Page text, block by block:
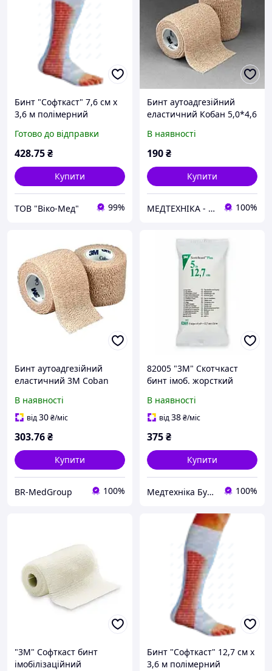
Бинт "Софткаст" 7,6 см х
3,6 м полімерний
Готово до відправки
428.75₴
Купити
ТОВ "Віко-Мед" 99%
Бинт аутоадгезійний
еластичний Кобан 5,0*4,6
В наявності
190₴
Купити
МЕДТЕХНІКА - шлях до здоров'я 100%
Бинт аутоадгезійний
еластичний 3М Coban
тілесний 10 см × 4,5 м
В наявності
від30₴/міс
303.76₴
Купити
BR-MedGroup 100%
82005 "3М" Скотчкаст
бинт імоб. жорсткий
В наявності
від38₴/міс
375₴
Купити
Медтехніка Буковина 100%
"3М" Софткаст бинт
імобілізаційний
Бинт "Софткаст" 12,7 см х
3,6 м полімерний